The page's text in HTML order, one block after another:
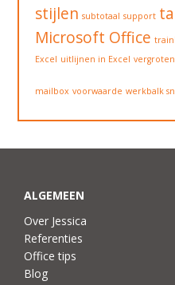
stijlen subtotaal support
Microsoft Office
Excel uitlijnen in Excel vergroten
mailbox voorwaarde werkbalk
ALGEMEEN
Over Jessica
Referenties
Office tips
Blog